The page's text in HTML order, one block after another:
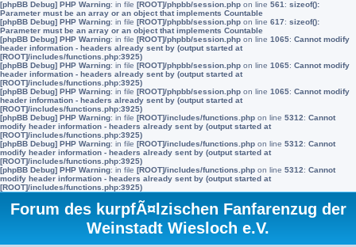
[phpBB Debug] PHP Warning: in file [ROOT]/phpbb/session.php on line 561 : sizeof():
Parameter must be an array or an object that implements Countable
[phpBB Debug] PHP Warning: in file [ROOT]/phpbb/session.php on line 617: sizeof():
Parameter must be an array or an object that implements Countable
[phpBB Debug] PHP Warning: in file [ROOT]/phpbb/session.php on line 1065: Cannot modify
header information - headers already sent by (output started at
[ROOT]/includes/functions.php:3925)
[phpBB Debug] PHP Warning: in file [ROOT]/phpbb/session.php on line 1065: Cannot modify
header information - headers already sent by (output started at
[ROOT]/includes/functions.php:3925)
[phpBB Debug] PHP Warning: in file [ROOT]/phpbb/session.php on line 1065: Cannot modify
header information - headers already sent by (output started at
[ROOT]/includes/functions.php:3925)
[phpBB Debug] PHP Warning: in file [ROOT]/includes/functions.php on line 5312: Cannot
modify header information - headers already sent by (output started at
[ROOT]/includes/functions.php:3925)
[phpBB Debug] PHP Warning: in file [ROOT]/includes/functions.php on line 5312: Cannot
modify header information - headers already sent by (output started at
[ROOT]/includes/functions.php:3925)
[phpBB Debug] PHP Warning: in file [ROOT]/includes/functions.php on line 5312: Cannot
modify header information - headers already sent by (output started at
[ROOT]/includes/functions.php:3925)
Forum des kurpfÃ¤lzischen Fanfarenzug der
Weinstadt Wiesloch e.V.